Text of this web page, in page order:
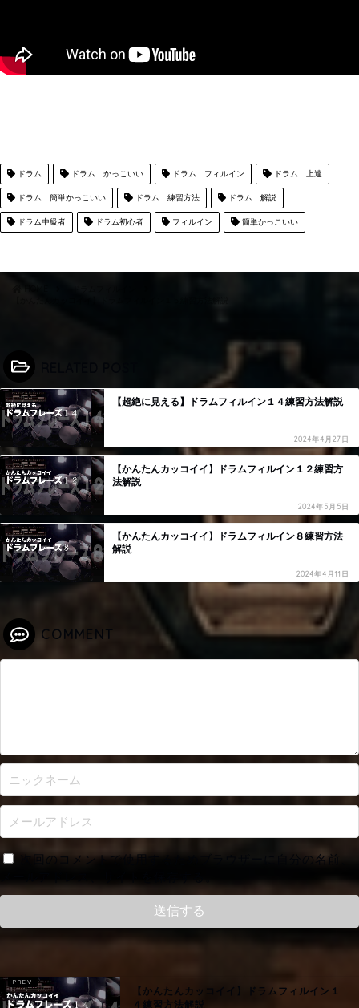
ドラム ドラム かっこいい ドラム フィルイン ドラム 上達
ドラム 簡単かっこいい ドラム 練習方法 ドラム 解説
ドラム中級者 ドラム初心者 フィルイン 簡単かっこいい
【超絶に見える】ドラムフィルイン１４練習方法解説
2024年4月27日
【かんたんカッコイイ】ドラムフィルイン１２練習方
法解説
2024年5月5日
【かんたんカッコイイ】ドラムフィルイン８練習方法
解説
2024年4月11日
COMMENT
次回のコメントで使用するためブラウザーに自分の名前、
【かんたんカッコイイ】ドラムフィルイン１
４練習方法解説